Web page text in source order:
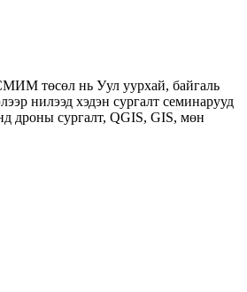
төсөл нь Уул уурхай, байгаль
нилээд хэдэн сургалт семинарууд
дроны сургалт, QGIS, GIS, мөн